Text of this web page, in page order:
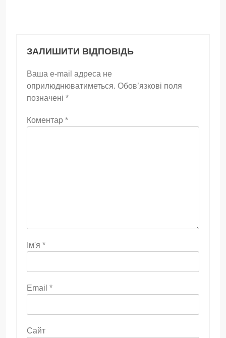
ЗАЛИШИТИ ВІДПОВІДЬ
Ваша e-mail адреса не
оприлюднюватиметься. Обов’язкові поля
позначені *
Коментар *
Ім'я *
Email *
Сайт